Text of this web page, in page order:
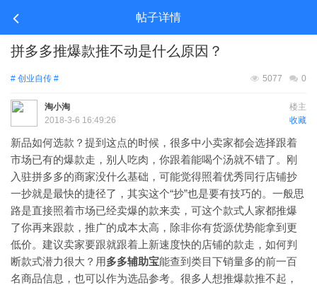
帖子详情
拼多多推爆款推不动是什么原因？
# 创业自传 # 0
5077
楼主
淘小淘
收藏
2018-3-6 16:49:26
新品如何选款？提到这点的时候，很多中小卖家都会选择跟着
市场已有的爆款走，别人吃肉，你跟着能喝个汤就不错了。刚
入驻拼多多的商家没什么基础，可能觉得照着优秀同行店铺抄
一抄就是最快的捷径了，其实这个“抄”也是要有技巧的。一般思
路是直接照着市场已经卖爆的款来卖，可这个款式人家都推爆
了你再来跟款，推广的成本太高，除非你有货源优势能拿到更
低价。建议卖家要跟就跟着上新速度快的店铺的款走，如何判
断款式潜力很大？用多多辅助宝能查到类目下销量多的前一百
名商品信息，也可以作为选品参考。很多人想推爆款推不起，